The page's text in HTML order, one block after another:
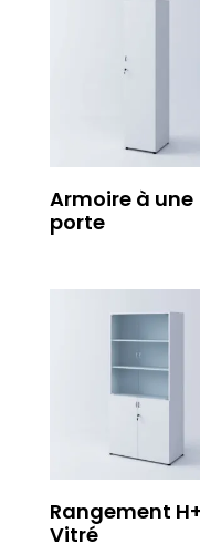
Armoire à une
porte
Rangement
Vitré